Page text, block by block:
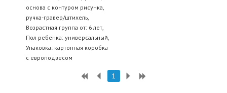
основа с контуром рисунка,
ручка-гравер/штихель,
Возрастная группа от: 6 лет,
Пол ребенка: универсальный,
Упаковка: картонная коробка
с европодвесом
1